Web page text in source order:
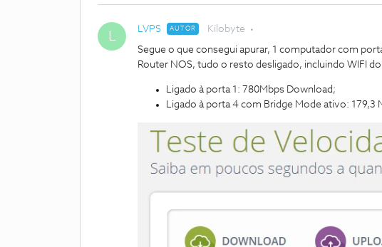
L LVPS AUTOR Kilobyte
Segue o que consegui apurar, 1 computador com
Router NOS, tudo o resto desligado, incluindo WIFI
Ligado à porta 1: 780Mbps Download;
Ligado à porta 4 com Bridge Mode ativo: 179,3